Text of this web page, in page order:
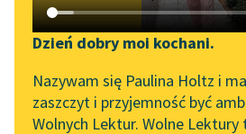
Katalog DAISY
Podkasty o książkach
Aktualności
„Prokurator Alicja Horn”
Dzień dobry moi kochani.
Nazywam się Paulina Holtz i
zaszczyt i przyjemność być
Wolnych Lektur. Wolne
Sortuj:
wiersze Aleksandra